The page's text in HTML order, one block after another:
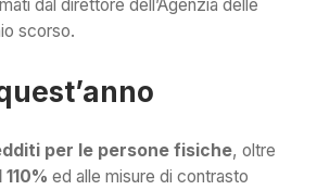
dal direttore dell’Agenzia delle
scorso.
per le persone fisiche, oltre
ed alle misure di contrasto